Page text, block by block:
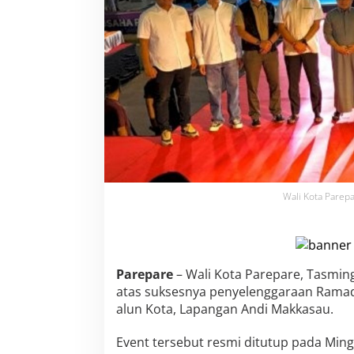
,
T
S
M
B
u
k
a
n
C
u
m
A
g
a
a
Wali Kota
Parepare– Wali Kota Parepare,
atas suksesnya penyelenggaraan
alun Kota, Lapangan Andi Makkasau.
Event tersebut resmi ditutup pada